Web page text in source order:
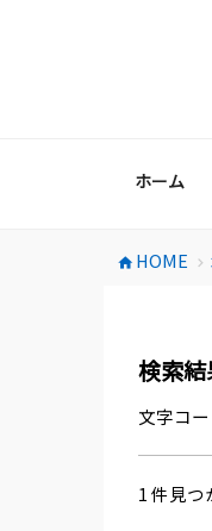
ホーム
home HOME chevron_right
検索結
文字コ
1 件見つ